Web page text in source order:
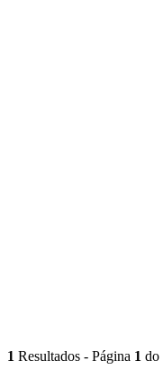
1 Resultados - Página 1 do